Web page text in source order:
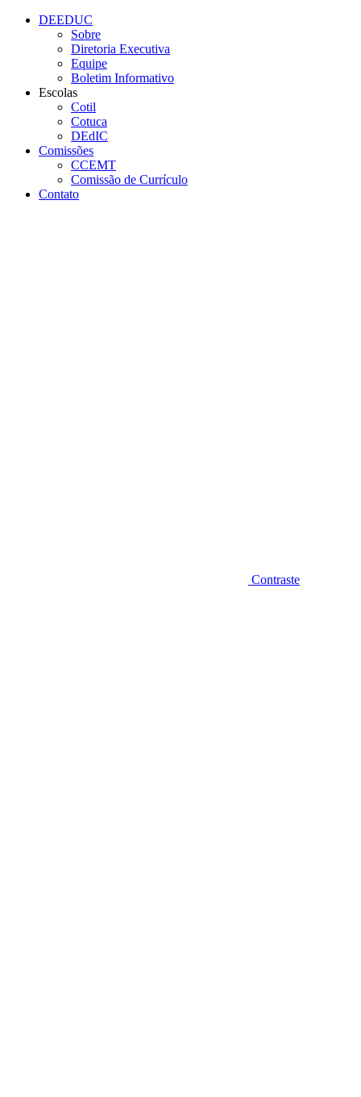
Conteúdo principal
DEEDUC
Sobre
Diretoria Executiva
Equipe
Boletim Informativo
Escolas
Cotil
Cotuca
DEdIC
Comissões
CCEMT
Comissão de Currículo
Contato
Contraste